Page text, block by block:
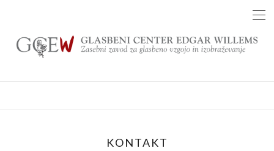
content
KONTAKT